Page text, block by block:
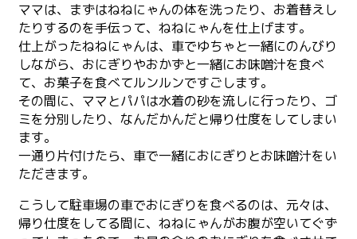
ママは、まずはねねにゃんの体を洗ったり、お着替えし
たりするのを手伝って、ねねにゃんを仕上げます。
仕上がったねねにゃんは、車でゆちゃと一緒にのんびり
しながら、おにぎりやおかずと一緒にお味噌汁を食べ
て、お菓子を食べてルンルンですごします。
その間に、ママとパパは水着の砂を流しに行ったり、ゴ
ミを分別したり、なんだかんだと帰り仕度をしてしまい
ます。
一通り片付けたら、車で一緒におにぎりとお味噌汁をい
ただきます。
こうして駐車場の車でおにぎりを食べるのは、元々は、
帰り仕度をしてる間に、ねねにゃんがお腹が空いてぐず